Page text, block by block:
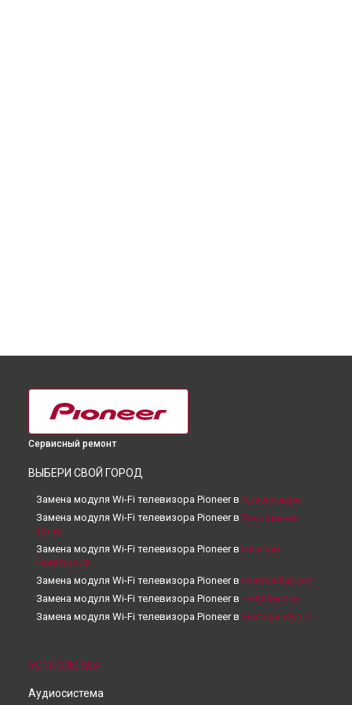
Сервисный ремонт
ВЫБЕРИ СВОЙ ГОРОД
Замена модуля Wi-Fi телевизора Pioneer в Краснодаре
Замена модуля Wi-Fi телевизора Pioneer в Ростове-на-
Дону
Замена модуля Wi-Fi телевизора Pioneer в Нижнем
Новгороде
Замена модуля Wi-Fi телевизора Pioneer в Новосибирске
Замена модуля Wi-Fi телевизора Pioneer в Челябинске
Замена модуля Wi-Fi телевизора Pioneer в Екатеринбурге
Замена модуля Wi-Fi телевизора Pioneer в
Замена модуля Wi-Fi телевизора Pioneer в
УСТРОЙСТВА
Аудиосистема